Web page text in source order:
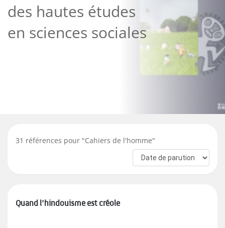
des hautes études
en sciences sociales
31 références pour "Cahiers de l'homme"
Quand l'hindouisme est créole